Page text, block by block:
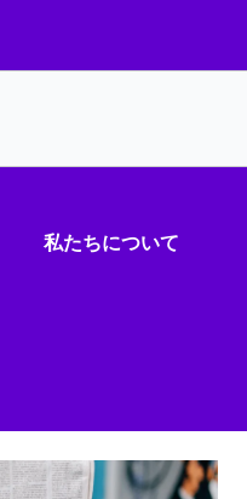
私たちについて